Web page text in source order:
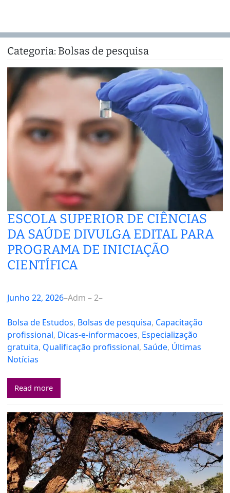
Categoria: Bolsas de pesquisa
ESCOLA SUPERIOR DE CIÊNCIAS
DA SAÚDE DIVULGA EDITAL PARA
PROGRAMA DE INICIAÇÃO
CIENTÍFICA
Junho 22, 2026–Adm – 2–
Bolsa de Estudos, Bolsas de pesquisa, Capacitação
profissional, Dicas-e-informacoes, Especialização
gratuita, Qualificação profissional, Saúde, Últimas
Notícias
Read more